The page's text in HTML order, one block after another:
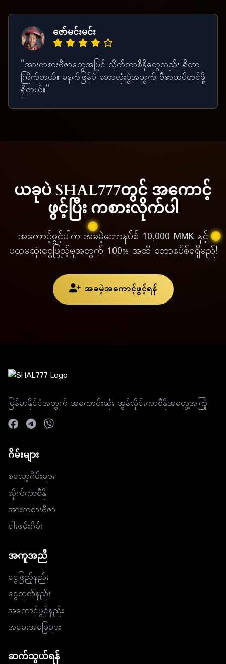
ဇော်မင်းမင်း
“အားကစားဗီဇာတွေအပြင် လိုက်ကာစီနိုတွေလည်း ရှိတာ
ကြိုက်တယ်။ မနက်ဖြန်ပဲ ဘောလုံးပွဲအတွက် ဗီဇာထပ်တင်ဖို့
ရှိတယ်။”
ယခုပဲ SHAL777တွင် အကောင့်
ဖွင့်ပြီး ကစားလိုက်ပါ
အကောင့်ဖွင့်ပါက အခမဲ့ဘောနပ်စ် 10,000 MMK နှင့်
ပထမဆုံးငွေဖြည့်မှုအတွက် 100% အထိ ဘောနပ်စ်ရရှိမည်!
အခမဲ့အကောင့်ဖွင့်ရန်
မြန်မာနိုင်ငံအတွက် အကောင်းဆုံး အွန်လိုင်းကာစီနိုအတွေ့အကြုံ။
ဂိမ်းများ
စလော့ဂိမ်းများ
လိုက်ကာစီနို
အားကစားဗီဇာ
ငါးဖမ်းဂိမ်း
အကူအညီ
ငွေဖြည့်နည်း
ငွေထုတ်နည်း
အကောင့်ဖွင့်နည်း
အမေးအဖြေများ
ဆက်သွယ်ရန်